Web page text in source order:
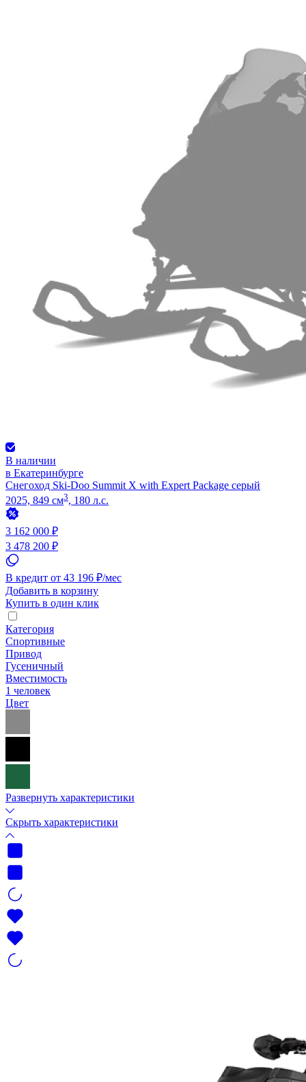
В наличии
в Екатеринбурге
Снегоход Ski-Doo Summit X with Expert Package серый
2025, 849 см3, 180 л.с.
3 162 000 ₽
3 478 200 ₽
В кредит от 43 196 ₽/мес
Добавить в корзину
Купить в один клик
Категория
Спортивные
Привод
Гусеничный
Вместимость
1 человек
Цвет
Развернуть характеристики
Скрыть характеристики